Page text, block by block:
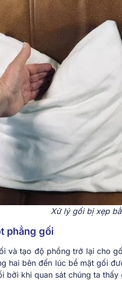
Xử lý gối bị xẹp
phẳng gối
và tạo độ phồng trở lại cho
hai bên đến lúc bề mặt gối
bởi khi quan sát chúng ta